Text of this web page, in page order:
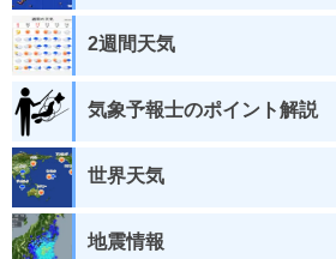
2週間天気
気象予報士のポイント解説
世界天気
地震情報